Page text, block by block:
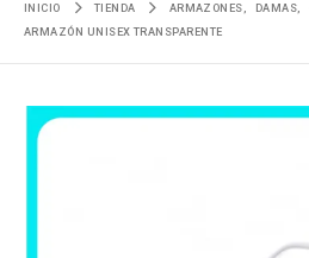
INICIO TIENDA ARMAZONES DAMAS
ARMAZÓN UNISEX TRANSPARENTE